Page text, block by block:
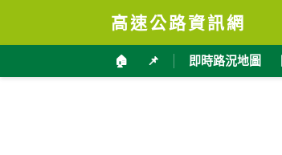
高速公路資訊網
🏠 📌 即時路況地圖